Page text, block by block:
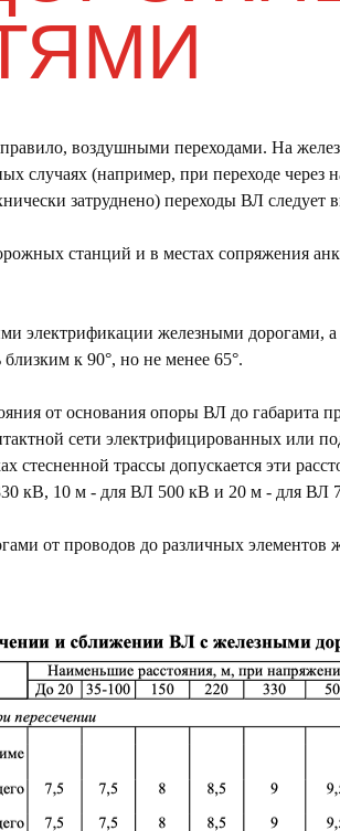
воздушными переходами. На
случаях (например, при переходе через
затруднено) переходы ВЛ следует
станций и в местах сопряжения
электрификации железными дорогами, а
к 90°, но не менее 65°.
от основания опоры ВЛ до габарита
сети электрифицированных или
трассы допускается эти
кВ, 10 м - для ВЛ 500 кВ и 20 м - для ВЛ
от проводов до различных элементов